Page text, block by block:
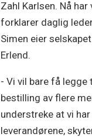
Zahl Karlsen. Nå
forklarer daglig
Simen eier
Erlend.
- Vi vil bare få legge
bestilling av flere
understreke at vi
leverandørene,